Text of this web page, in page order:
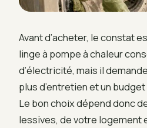
Avant d’acheter, le constat
linge à pompe à chaleur
d’électricité, mais il
plus d’entretien et un
Le bon choix dépend donc
lessives, de votre logement